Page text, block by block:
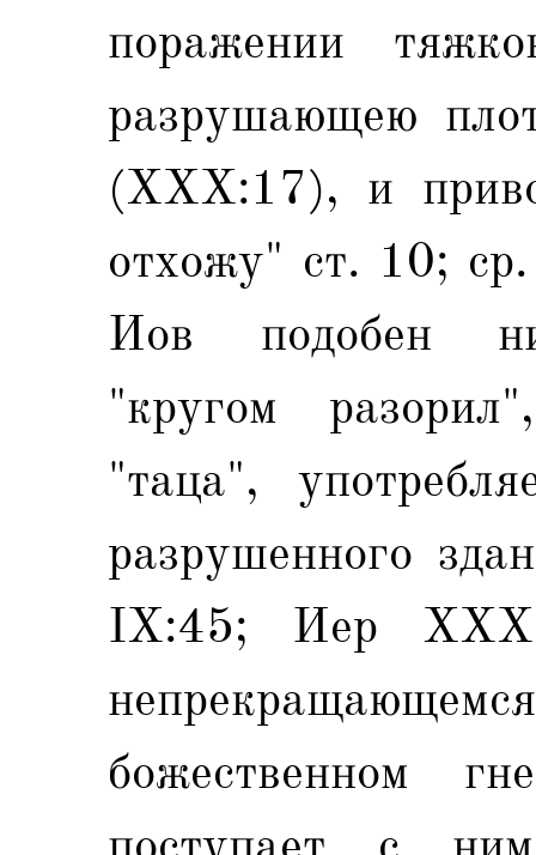
поражении
разрушающею
(XXX:17), и
отхожу" ст. 10;
Иов подобен
"кругом
"таца",
разрушенного
IX:45; Иер
божественном